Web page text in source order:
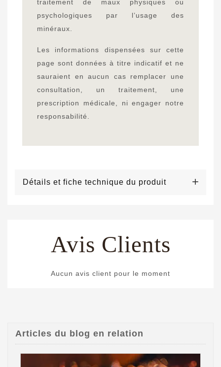
traitement de maux physiques ou
psychologiques par l’usage des
minéraux.
Les informations dispensées sur cette
page sont données à titre indicatif et ne
sauraient en aucun cas remplacer une
consultation, un traitement, une
prescription médicale, ni engager notre
responsabilité.
Détails et fiche technique du produit
Avis Clients
Aucun avis client pour le moment
Articles du blog en relation